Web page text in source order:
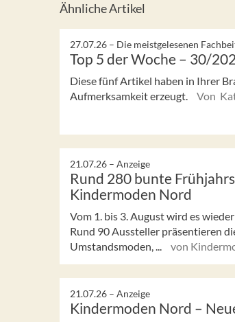
Ähnliche Artikel
27.07.26 – Die meistgelesenen
Top 5 der Woche – 30/
Diese fünf Artikel haben in Ihrer
Aufmerksamkeit erzeugt.
Von
21.07.26 – Anzeige
Rund 280 bunte
Kindermoden Nord
Vom 1. bis 3. August wird es
Rund 90 Aussteller präsentieren
Umstandsmoden, ...
von
21.07.26 – Anzeige
Kindermoden Nord –